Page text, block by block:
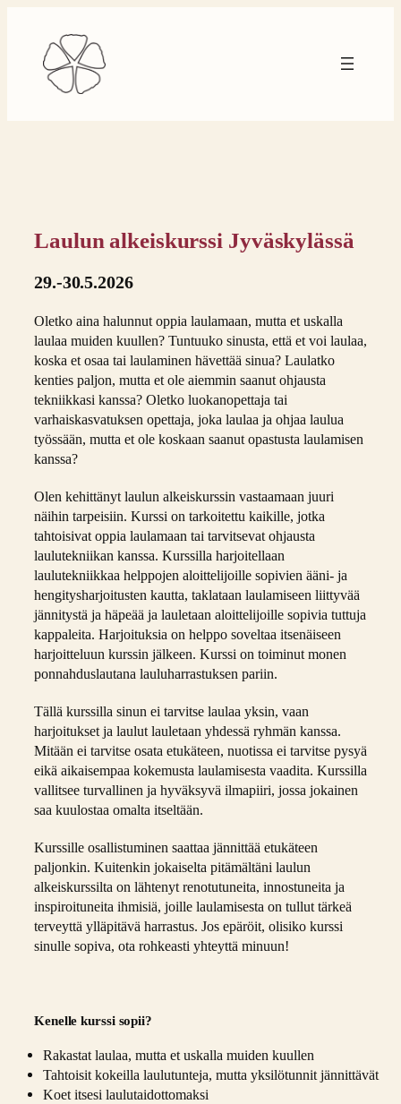
Laulun alkeiskurssi Jyväskylässä
29.-30.5.2026
Oletko aina halunnut oppia laulamaan, mutta et uskalla
laulaa muiden kuullen? Tuntuuko sinusta, että et voi laulaa,
koska et osaa tai laulaminen hävettää sinua? Laulatko
kenties paljon, mutta et ole aiemmin saanut ohjausta
tekniikkasi kanssa? Oletko luokanopettaja tai
varhaiskasvatuksen opettaja, joka laulaa ja ohjaa laulua
työssään, mutta et ole koskaan saanut opastusta laulamisen
kanssa?
Olen kehittänyt laulun alkeiskurssin vastaamaan juuri
näihin tarpeisiin. Kurssi on tarkoitettu kaikille, jotka
tahtoisivat oppia laulamaan tai tarvitsevat ohjausta
laulutekniikan kanssa. Kurssilla harjoitellaan
laulutekniikkaa helppojen aloittelijoille sopivien ääni- ja
hengitysharjoitusten kautta, taklataan laulamiseen liittyvää
jännitystä ja häpeää ja lauletaan aloittelijoille sopivia tuttuja
kappaleita. Harjoituksia on helppo soveltaa itsenäiseen
harjoitteluun kurssin jälkeen. Kurssi on toiminut monen
ponnahduslautana lauluharrastuksen pariin.
Tällä kurssilla sinun ei tarvitse laulaa yksin, vaan
harjoitukset ja laulut lauletaan yhdessä ryhmän kanssa.
Mitään ei tarvitse osata etukäteen, nuotissa ei tarvitse pysyä
eikä aikaisempaa kokemusta laulamisesta vaadita. Kurssilla
vallitsee turvallinen ja hyväksyvä ilmapiiri, jossa jokainen
saa kuulostaa omalta itseltään.
Kurssille osallistuminen saattaa jännittää etukäteen
paljonkin. Kuitenkin jokaiselta pitämältäni laulun
alkeiskurssilta on lähtenyt renotutuneita, innostuneita ja
inspiroituneita ihmisiä, joille laulamisesta on tullut tärkeä
terveyttä ylläpitävä harrastus. Jos epäröit, olisiko kurssi
sinulle sopiva, ota rohkeasti yhteyttä minuun!
Kenelle kurssi sopii?
Rakastat laulaa, mutta et uskalla muiden kuullen
Tahtoisit kokeilla laulutunteja, mutta yksilötunnit jännittävät
Koet itsesi laulutaidottomaksi